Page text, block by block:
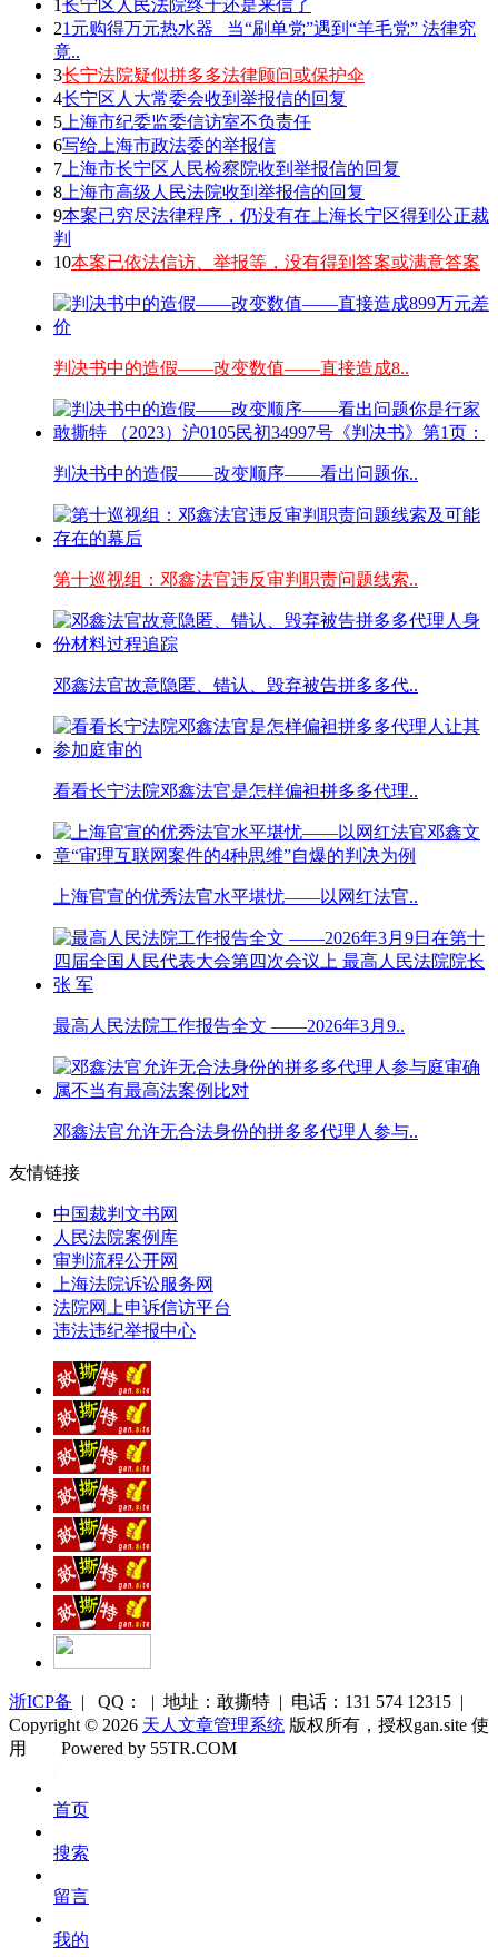
1长宁区人民法院终于还是来信了
21元购得万元热水器 _当“刷单党”遇到“羊毛党” 法律究
竟..
3长宁法院疑似拼多多法律顾问或保护伞
4长宁区人大常委会收到举报信的回复
5 上海市纪委监委信访室不负责任
6写给上海市政法委的举报信
7 上海市长宁区人民检察院收到举报信的回复
8 上海市高级人民法院收到举报信的回复
9本案已穷尽法律程序，仍没有在上海长宁区得到公正裁
判
10本案已依法信访、举报等，没有得到答案或满意答案
判决书中的造假——改变数值——直接造成8..
判决书中的造假——改变顺序——看出问题你..
第十巡视组：邓鑫法官违反审判职责问题线索..
邓鑫法官故意隐匿、错认、毁弃被告拼多多代..
看看长宁法院邓鑫法官是怎样偏袒拼多多代理..
上海官宣的优秀法官水平堪忧——以网红法官..
最高人民法院工作报告全文 ——2026年3月9..
邓鑫法官允许无合法身份的拼多多代理人参与..
友情链接
中国裁判文书网
人民法院案例库
审判流程公开网
上海法院诉讼服务网
法院网上申诉信访平台
违法违纪举报中心
浙ICP备 | QQ： | 地址：敢撕特 | 电话：131 574 12315 |
Copyright © 2026 天人文章管理系统 版权所有，授权gan.site 使
用
库
Powered by 55TR.COM
首页
搜索
留言
我的